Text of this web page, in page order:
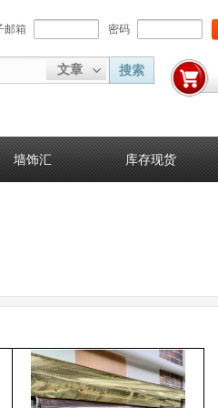
邮箱 密码
文章 搜索
墙饰汇 库存现货